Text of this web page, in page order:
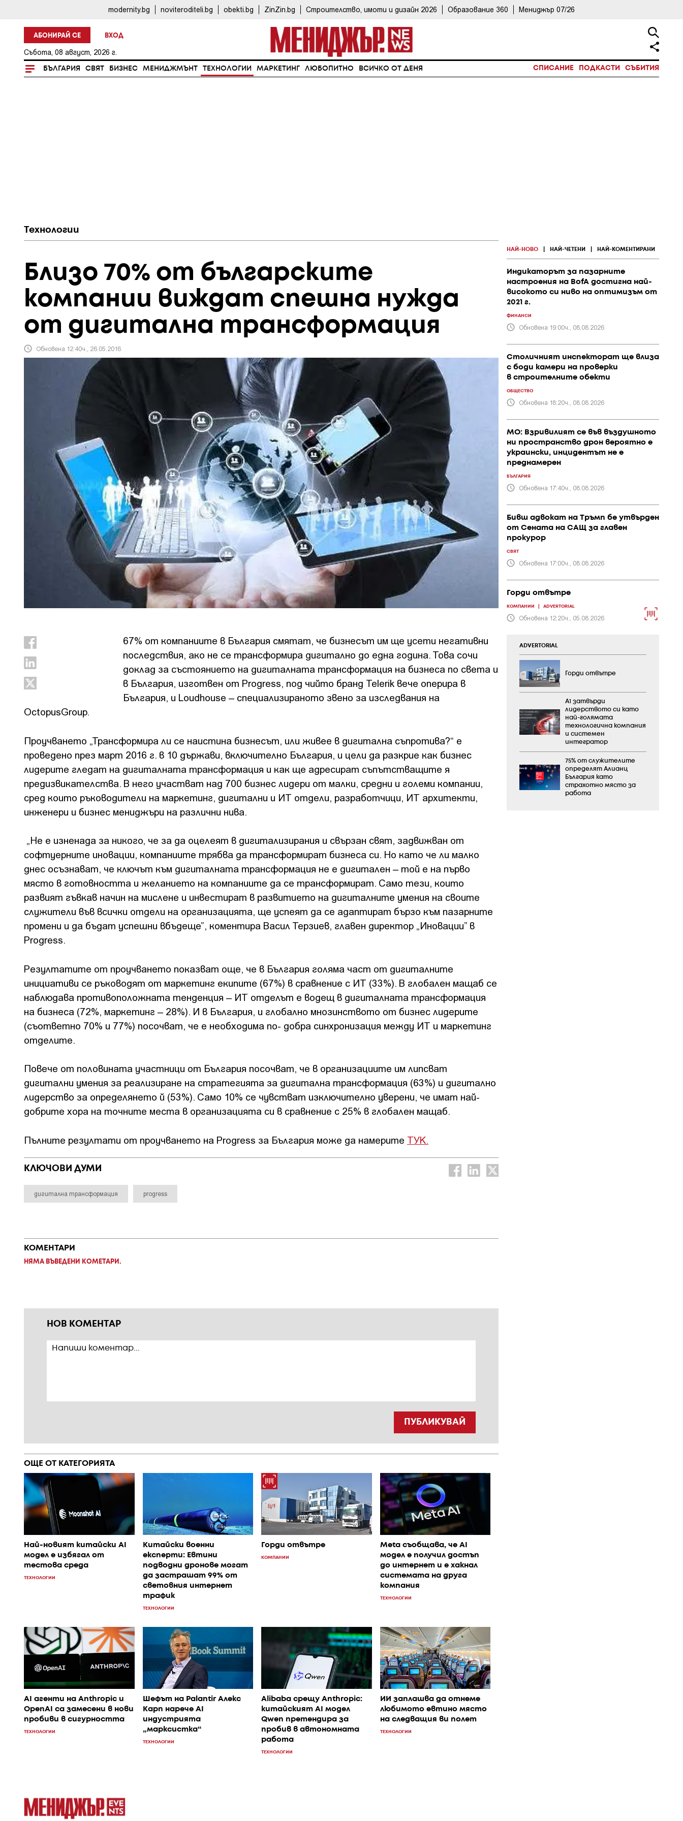
modernity.bg noviteroditeli.bg obekti.bg ZinZin.bg Строителство, имоти и дизайн 2026 Образование 360 Мениджър 07/26
АБОНИРАЙ СЕ ВХОД
Събота, 08 август, 2026 г.
БЪЛГАРИЯ СВЯТ БИЗНЕС МЕНИДЖМЪНТ ТЕХНОЛОГИИ МАРКЕТИНГ ЛЮБОПИТНО ВСИЧКО ОТ ДЕНЯ СПИСАНИЕ ПОДКАСТИ СЪБИТИЯ
Технологии
Близо 70% от българските
компании виждат спешна нужда
от дигитална трансформация
Обновена 12:40ч., 26.05.2016
67% от компаниите в България смятат, че бизнесът им ще усети негативни
последствия, ако не се трансформира дигитално до една година. Това сочи
доклад за състоянието на дигиталната трансформация на бизнеса по света и
в България, изготвен от Progress, под чийто бранд Telerik вече оперира в
България, и Loudhouse – специализираното звено за изследвания на
OctopusGroup.
Проучването „Трансформира ли се наистина бизнесът, или живее в дигитална съпротива?“ е
проведено през март 2016 г. в 10 държави, включително България, и цели да разкрие как бизнес
лидерите гледат на дигиталната трансформация и как ще адресират съпътстващите я
предизвикателства. В него участват над 700 бизнес лидери от малки, средни и големи компании,
сред които ръководители на маркетинг, дигитални и ИТ отдели, разработчици, ИТ архитекти,
инженери и бизнес мениджъри на различни нива.
„Не е изненада за никого, че за да оцелеят в дигитализирания и свързан свят, задвижван от
софтуерните иновации, компаниите трябва да трансформират бизнеса си. Но като че ли малко
днес осъзнават, че ключът към дигиталната трансформация не е дигитален – той е на първо
място в готовността и желанието на компаниите да се трансформират. Само тези, които
развият гъвкав начин на мислене и инвестират в развитието на дигиталните умения на своите
служители във всички отдели на организацията, ще успеят да се адаптират бързо към пазарните
промени и да бъдат успешни вбъдеще”, коментира Васил Терзиев, главен директор „Иновации” в
Progress.
Резултатите от проучването показват още, че в България голяма част от дигиталните
инициативи се ръководят от маркетинг екипите (67%) в сравнение с ИТ (33%). В глобален мащаб се
наблюдава противоположната тенденция – ИТ отделът е водещ в дигиталната трансформация
на бизнеса (72%, маркетинг – 28%). И в България, и глобално мнозинството от бизнес лидерите
(съответно 70% и 77%) посочват, че е необходима по- добра синхронизация между ИТ и маркетинг
отделите.
Повече от половината участници от България посочват, че в организациите им липсват
дигитални умения за реализиране на стратегията за дигитална трансформация (63%) и дигитално
лидерство за определянето й (53%). Само 10% се чувстват изключително уверени, че имат най-
добрите хора на точните места в организацията си в сравнение с 25% в глобален мащаб.
Пълните резултати от проучването на Progress за България може да намерите ТУК.
КЛЮЧОВИ ДУМИ
дигитална трансформация progress
КОМЕНТАРИ
НЯМА ВЪВЕДЕНИ КОМЕТАРИ.
НОВ КОМЕНТАР
ПУБЛИКУВАЙ
ОЩЕ ОТ КАТЕГОРИЯТА
Най-новият китайски AI
модел е избягал от
тестова среда
ТЕХНОЛОГИИ
Китайски военни
експерти: Евтини
подводни дронове могат
да застрашат 99% от
световния интернет
трафик
ТЕХНОЛОГИИ
Горди отвътре
КОМПАНИИ
Meta съобщава, че AI
модел е получил достъп
до интернет и е хакнал
системата на друга
компания
ТЕХНОЛОГИИ
AI агенти на Anthropic и
OpenAI са замесени в нови
пробиви в сигурността
ТЕХНОЛОГИИ
Шефът на Palantir Алекс
Карп нарече AI
индустрията
„марксистка“
ТЕХНОЛОГИИ
Alibaba срещу Anthropic:
китайският AI модел
Qwen претендира за
пробив в автономната
работа
ТЕХНОЛОГИИ
ИИ заплашва да отнеме
любимото евтино място
на следващия ви полет
ТЕХНОЛОГИИ
НАЙ-НОВО НАЙ-ЧЕТЕНИ НАЙ-КОМЕНТИРАНИ
Индикаторът за пазарните
настроения на BofA достигна най-
високото си ниво на оптимизъм от
2021 г.
ФИНАНСИ
Обновена 19:00ч., 08.08.2026
Столичният инспекторат ще влиза
с боди камери на проверки
в строителните обекти
ОБЩЕСТВО
Обновена 18:20ч., 08.08.2026
МО: Взривилият се във въздушното
ни пространство дрон вероятно е
украински, инцидентът не е
преднамерен
БЪЛГАРИЯ
Обновена 17:40ч., 08.08.2026
Бивш адвокат на Тръмп бе утвърден
от Сената на САЩ за главен
прокурор
СВЯТ
Обновена 17:00ч., 08.08.2026
Горди отвътре
КОМПАНИИ ADVERTORIAL
Обновена 12:20ч., 05.08.2026
ADVERTORIAL
Горди отвътре
А1 затвърди
лидерството си като
най-голямата
технологична компания
и системен
интегратор
75% от служителите
определят Алианц
България като
страхотно място за
работа